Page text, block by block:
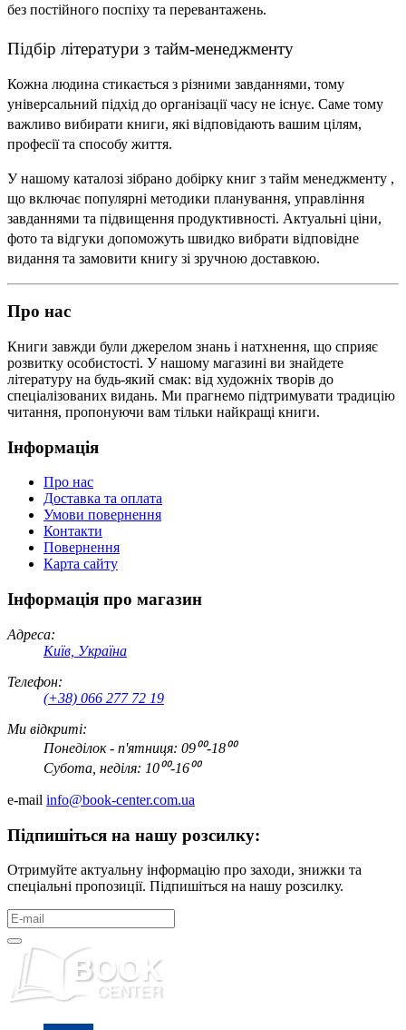
без постійного поспіху та перевантажень.
Підбір літератури з тайм-менеджменту
Кожна людина стикається з різними завданнями, тому
універсальний підхід до організації часу не існує. Саме тому
важливо вибирати книги, які відповідають вашим цілям,
професії та способу життя.
У нашому каталозі зібрано добірку книг з тайм менеджменту ,
що включає популярні методики планування, управління
завданнями та підвищення продуктивності. Актуальні ціни,
фото та відгуки допоможуть швидко вибрати відповідне
видання та замовити книгу зі зручною доставкою.
Про нас
Книги завжди були джерелом знань і натхнення, що сприяє
розвитку особистості. У нашому магазині ви знайдете
літературу на будь-який смак: від художніх творів до
спеціалізованих видань. Ми прагнемо підтримувати традицію
читання, пропонуючи вам тільки найкращі книги.
Інформація
Про нас
Доставка та оплата
Умови повернення
Контакти
Повернення
Карта сайту
Інформація про магазин
Адреса:
Київ, Україна
Телефон:
(+38) 066 277 72 19
Ми відкриті:
Понеділок - п'ятниця: 09⁰⁰-18⁰⁰
Субота, неділя: 10⁰⁰-16⁰⁰
e-mail info@book-center.com.ua
Підпишіться на нашу розсилку:
Отримуйте актуальну інформацію про заходи, знижки та
спеціальні пропозиції. Підпишіться на нашу розсилку.